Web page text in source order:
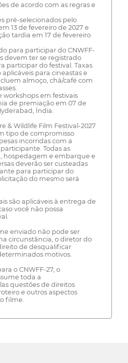
de acordo com as regras e
pré-selecionados pelo
13 de fevereiro de 2027 e
tardia em 17 de fevereiro
para participar do CNWFF-
devem ter se registrado
participar do festival. Taxas
para cineastas e
almoço, chá/café com
workshops em festivais
de premiação em 07 de
Índia.
& Wildlife Film Festival-2027
tipo de compromisso
incorridas com a
Todas as
hospedagem e embarque e
deverão ser custeadas
para participar do
do mesmo será
são aplicáveis à entrega de
você não possa
enviado não pode ser
circunstância, o diretor do
de desqualificar
motivos.
o CNWFF-27, o
toda a
questões de direitos
e outros aspectos
filme.